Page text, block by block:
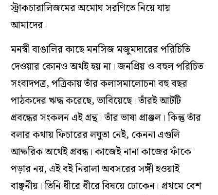
স্ট্রাকচারালিজমের অমোঘ সরণিতে নিয়ে যায়
আমাদের।
মনস্বী বাঙালির কাছে মনসিজ মজুমদারের পরিচিতি
দেওয়ার কোনও অর্থই হয় না। জনপ্রিয় ও বহুল পরিচিত
সংবাদপত্র, পত্রিকায় তাঁর কলাসমালোচনা বহু বছর
পাঠকদের ঋদ্ধ করেছে, ভাবিয়েছে। তাঁরই আটটি
প্রবন্ধের সংকলন এই গ্রন্থ। তাঁর ভাষা প্রাঞ্জল। কিন্তু তাঁর
বলার কথায় ফিচারের ‌লঘুতা নেই, কেননা এগুলি
আক্ষরিক অর্থেই প্রবন্ধ। কাজেই নানা কাজের ফাঁকে
পড়ার নয়, এই বই নিরালা অবসরের সঙ্গী হওয়াই
বাঞ্ছনীয়। তিনি ধীরে ধীরে বিষয়ে ঢোকেন। প্রথমে বেশ